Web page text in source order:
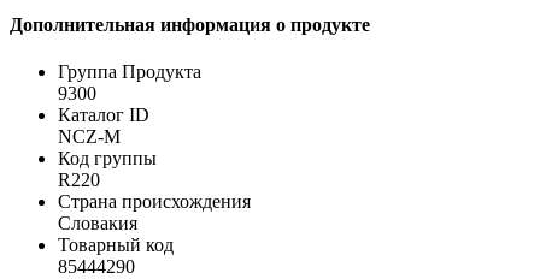
Дополнительная информация о продукте
Группа Продукта
9300
Каталог ID
NCZ-M
Код группы
R220
Страна происхождения
Словакия
Товарный код
85444290